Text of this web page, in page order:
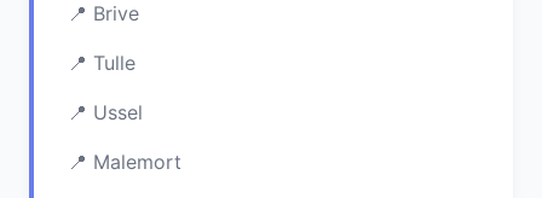
Brive
Tulle
Ussel
Malemort